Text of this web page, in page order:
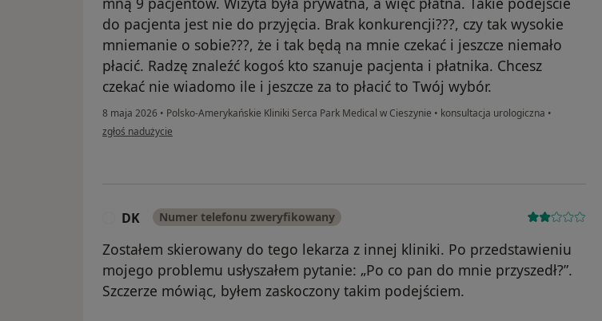
do pacjenta jest nie do przyjęcia. Brak konkurencji???, czy tak wysokie
mniemanie o sobie???, że i tak będą na mnie czekać i jeszcze niemało
płacić. Radzę znaleźć kogoś kto szanuje pacjenta i płatnika. Chcesz
czekać nie wiadomo ile i jeszcze za to płacić to Twój wybór.
8 maja 2026 • Polsko-Amerykańskie Kliniki Serca Park Medical w Cieszynie • konsultacja urologiczna •
w opinii użytkownika Jacek
zgłoś nadużycie
DK Numer telefonu zweryfikowany
Zostałem skierowany do tego lekarza z innej kliniki. Po przedstawieniu
mojego problemu usłyszałem pytanie: „Po co pan do mnie przyszedł?”.
Szczerze mówiąc, byłem zaskoczony takim podejściem.